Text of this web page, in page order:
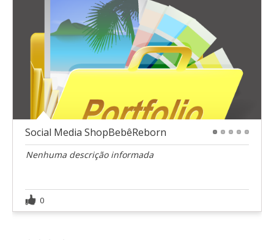
Social Media ShopBebêReborn
Nenhuma descrição informada
0